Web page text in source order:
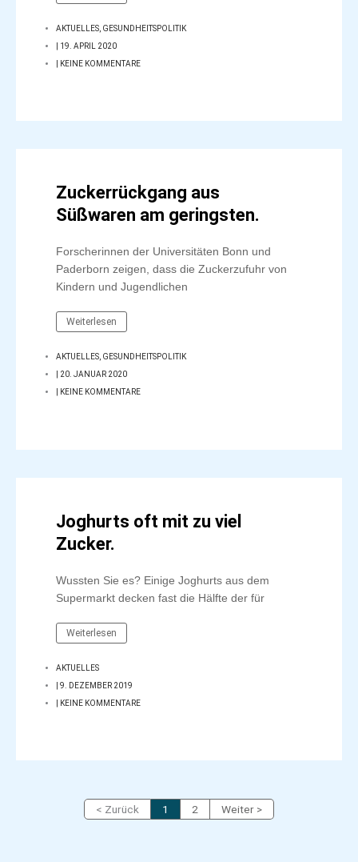
AKTUELLES GESUNDHEITSPOLITIK
19. APRIL 2020
KEINE KOMMENTARE
Zuckerrückgang aus
Süßwaren am geringsten.
Forscherinnen der Universitäten Bonn und
Paderborn zeigen, dass die Zuckerzufuhr von
Kindern und Jugendlichen
Weiterlesen
AKTUELLES GESUNDHEITSPOLITIK
20. JANUAR 2020
KEINE KOMMENTARE
Joghurts oft mit zu viel
Zucker.
Wussten Sie es? Einige Joghurts aus dem
Supermarkt decken fast die Hälfte der für
Weiterlesen
AKTUELLES
9. DEZEMBER 2019
KEINE KOMMENTARE
< Zurück 1 2 Weiter >